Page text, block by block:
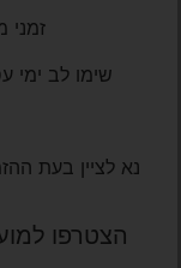
זמני
שימו לב ימי
נא לציין בעת
הצטרפו